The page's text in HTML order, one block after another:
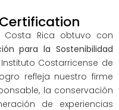
Costa Rica obtuvo con
para la Sostenibilidad
Costarricense de
refleja nuestro firme
la conservación
de experiencias